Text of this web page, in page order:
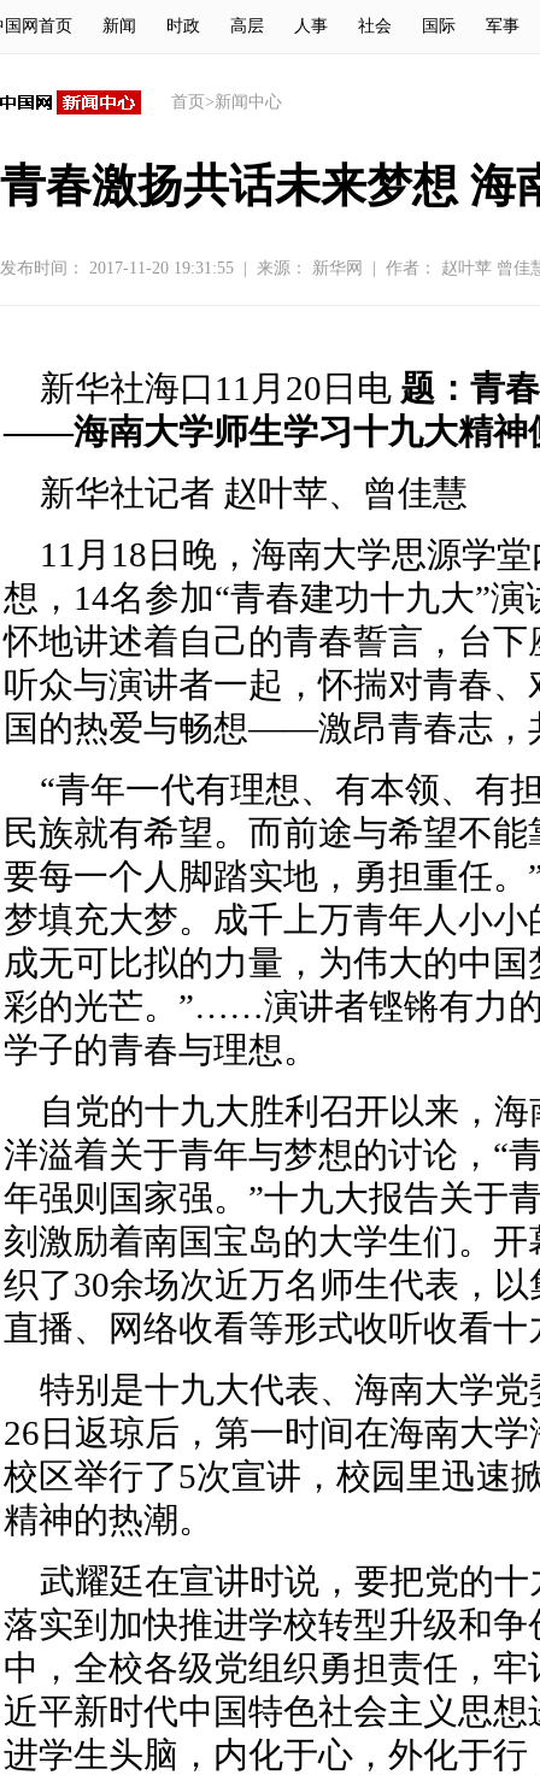
国网首页 新闻 时政 高层 人事 社会 国际 军事
首页 >新闻中心
青春激扬共话未来梦想 海
发布时间： 2017-11-20 19:31:55 来源： 新华网 作者： 赵叶苹 曾佳
新华社海口11月20日电 题：青
——海南大学师生学习十九大精神
新华社记者 赵叶苹、曾佳慧
11月18日晚，海南大学思源学
想，14名参加“青春建功十九大”
怀地讲述着自己的青春誓言，台下
听众与演讲者一起，怀揣对青春
国的热爱与畅想——激昂青春志，
“青年一代有理想、有本领、有
民族就有希望。而前途与希望不
要每一个人脚踏实地，勇担重任。
梦填充大梦。成千上万青年人小
成无可比拟的力量，为伟大的中
彩的光芒。”……演讲者铿锵有力
学子的青春与理想。
自党的十九大胜利召开以来，
洋溢着关于青年与梦想的讨论，“
年强则国家强。”十九大报告关于
刻激励着南国宝岛的大学生们。
织了30余场次近万名师生代表，
直播、网络收看等形式收听收看
特别是十九大代表、海南大学
26日返琼后，第一时间在海南大
校区举行了5次宣讲，校园里迅速
精神的热潮。
武耀廷在宣讲时说，要把党的
落实到加快推进学校转型升级和争
中，全校各级党组织勇担责任，
近平新时代中国特色社会主义思
进学生头脑，内化于心，外化于